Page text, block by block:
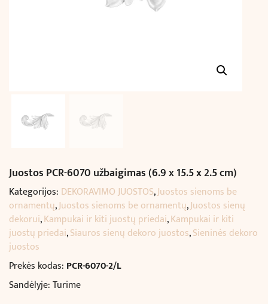
Juostos PCR-6070 užbaigimas (6.9 x 15.5 x 2.5 cm)
Kategorijos: DEKORAVIMO JUOSTOS,Juostos sienoms be
ornamentų,Juostos sienoms be ornamentų,Juostos sienų
dekorui,Kampukai ir kiti juostų priedai,Kampukai ir kiti
juostų priedai,Siauros sienų dekoro juostos,Sieninės dekoro
juostos
Prekės kodas: PCR-6070-2/L
Sandėlyje: Turime